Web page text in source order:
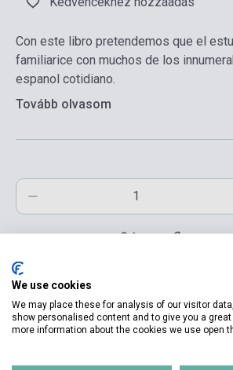
Con este libro pretendemos que el
familiarice con muchos de los
espanol cotidiano.
Tovább olvasom
We use cookies
We may place these for analysis of our visitor
show personalised content and to give you a
more information about the cookies we use open